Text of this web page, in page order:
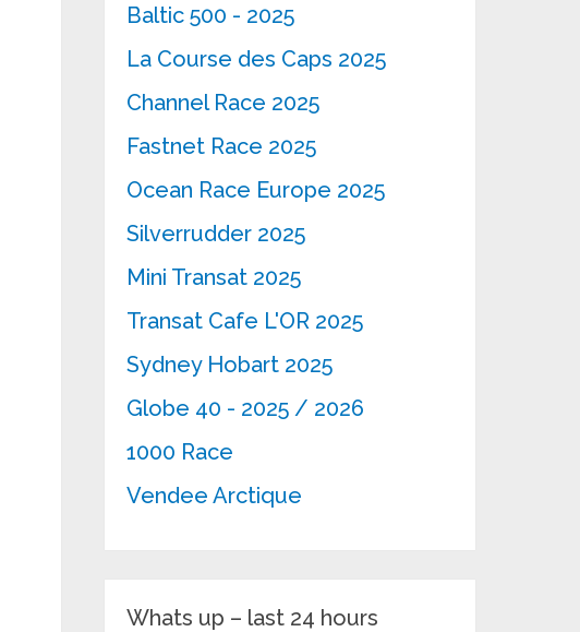
Baltic 500 - 2025
La Course des Caps 2025
Channel Race 2025
Fastnet Race 2025
Ocean Race Europe 2025
Silverrudder 2025
Mini Transat 2025
Transat Cafe L'OR 2025
Sydney Hobart 2025
Globe 40 - 2025 / 2026
1000 Race
Vendee Arctique
Whats up – last 24 hours